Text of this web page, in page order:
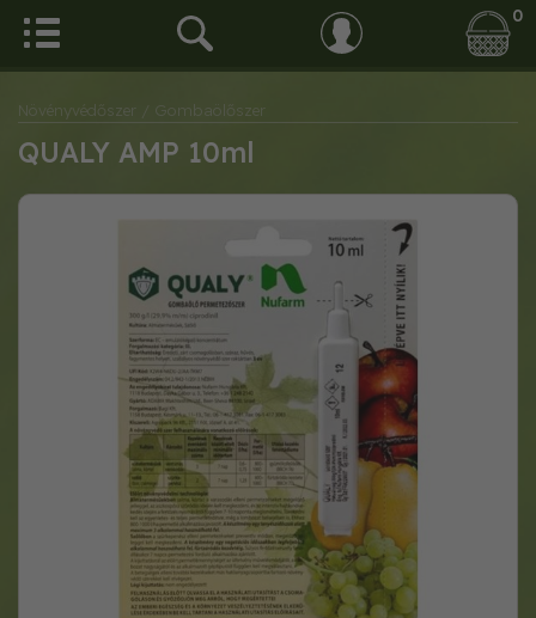
0
Növényvédőszer / Gombaölőszer
QUALY AMP 10ml